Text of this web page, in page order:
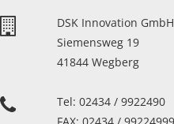
DSK Innovation
Siemensweg 19
41844 Wegberg
Tel: 02434 / 9922490